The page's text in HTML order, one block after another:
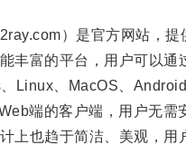
）是官方网站，提
富的平台，用户可以通
、MacOS、Android
端的客户端，用户无需
也趋于简洁、美观，用